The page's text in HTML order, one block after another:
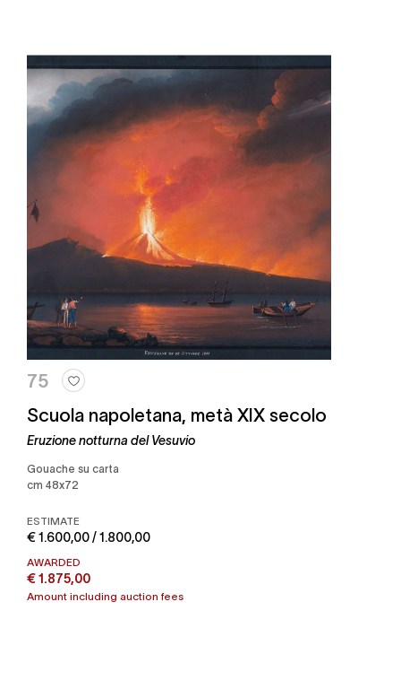
75
Scuola napoletana, metà XIX secolo
Eruzione notturna del Vesuvio
gouache su carta
cm 48x72
ESTIMATE
€ 1.600,00 / 1.800,00
AWARDED
€ 1.875,00
Amount including auction fees